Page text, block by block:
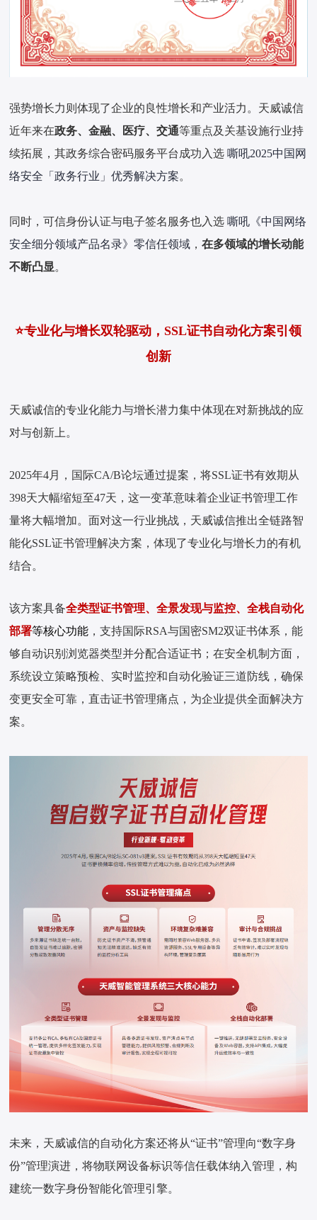
强势增长力则体现了企业的良性增长和产业活力。天威诚信
近年来在政务、金融、医疗、交通等重点及关基设施行业持
续拓展，其政务综合密码服务平台成功入选 嘶吼2025中国网
络安全「政务行业」优秀解决方案。
同时，可信身份认证与电子签名服务也入选 嘶吼《中国网络
安全细分领域产品名录》零信任领域 ，在多领域的增长动能
不断凸显。
⭐专业化与增长双轮驱动，SSL证书自动化方案引领
创新
天威诚信的专业化能力与增长潜力集中体现在对新挑战的应
对与创新上。
2025年4月，国际CA/B论坛通过提案，将SSL证书有效期从
398天大幅缩短至47天，这一变革意味着企业证书管理工作
量将大幅增加。面对这一行业挑战，天威诚信推出全链路智
能化SSL证书管理解决方案，体现了专业化与增长力的有机
结合。
该方案具备全类型证书管理、全景发现与监控、全栈自动化
部署等核心功能 ，支持国际RSA与国密SM2双证书体系，能
够自动识别浏览器类型并分配合适证书；在安全机制方面，
系统设立策略预检、实时监控和自动化验证三道防线，确保
变更安全可靠，直击证书管理痛点，为企业提供全面解决方
案。
未来，天威诚信的自动化方案还将从“证书”管理向“数字身
份”管理演进，将物联网设备标识等信任载体纳入管理，构
建统一数字身份智能化管理引擎。